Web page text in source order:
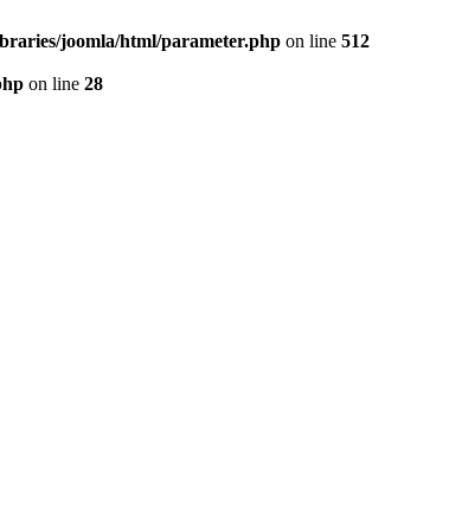
joomla/html/parameter.php on line 512
on line 28